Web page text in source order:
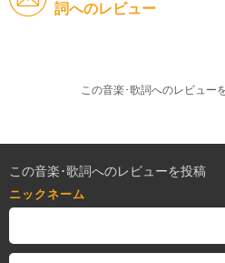
詞へのレビュー
この音楽･歌詞へのレビュー
この音楽･歌詞へのレビューを投稿
ニックネーム